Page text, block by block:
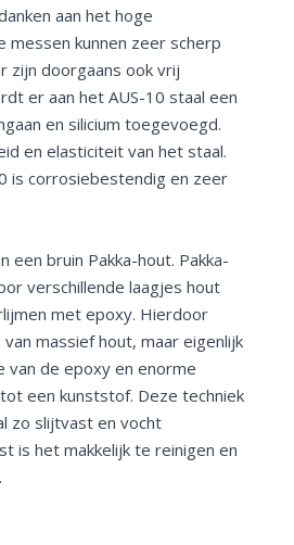
aan het hoge
messen kunnen zeer scherp
zijn doorgaans ook vrij
er aan het AUS-10 staal een
en silicium toegevoegd.
en elasticiteit van het staal.
is corrosiebestendig en zeer
een bruin Pakka-hout. Pakka-
verschillende laagjes hout
met epoxy. Hierdoor
massief hout, maar eigenlijk
van de epoxy en enorme
een kunststof. Deze techniek
zo slijtvast en vocht
is het makkelijk te reinigen en